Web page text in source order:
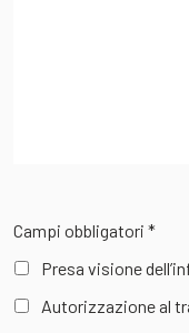
Campi obbligatori *
Presa visione
Autorizzazione al